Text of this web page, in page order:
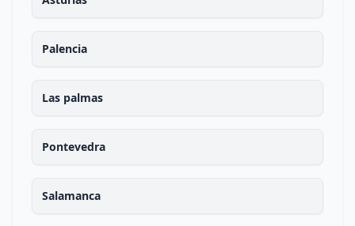
Palencia
Las palmas
Pontevedra
Salamanca